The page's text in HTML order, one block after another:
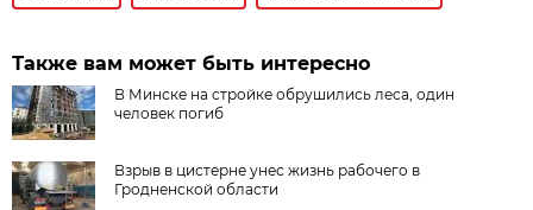
Также вам может быть интересно
В Минске на стройке обрушились леса, один
человек погиб
Взрыв в цистерне унес жизнь рабочего в
Гродненской области